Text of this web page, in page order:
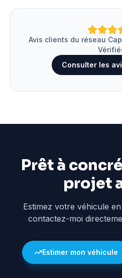
Avis clients du réseau
Consulter les
Prêt à
projet
Estimez votre véhicule
contactez-moi
Estimer mon véhicule